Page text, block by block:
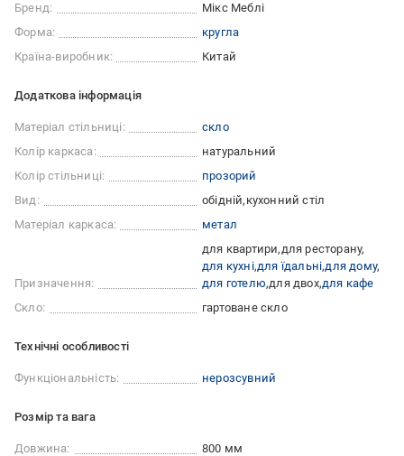
Бренд:
Мікс Меблі
Форма:
кругла
Країна-виробник:
Китай
Додаткова інформація
Матеріал стільниці:
скло
Колір каркаса:
натуральний
Колір стільниці:
прозорий
Вид:
обідній кухонний стіл
Матеріал каркаса:
метал
Призначення:
для квартири для ресторану
для кухні для їдальні для дому
для готелю для двох для кафе
Скло:
гартоване скло
Технічні особливості
Функціональність: нерозсувний
Розмір та вага
Довжина:
800 мм